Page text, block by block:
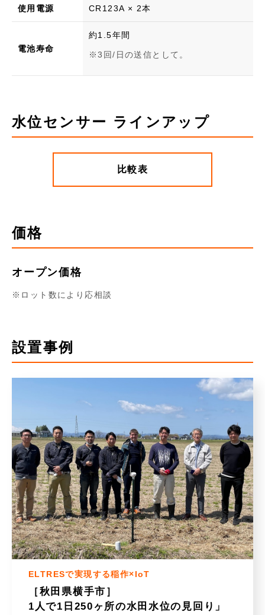
使用電源 CR123A × 2本
電池寿命
約1.5年間
3回/日の送信として。
水位センサー ラインアップ
比較表
価格
オープン価格
ロット数により応相談
設置事例
ELTRESで実現する稲作×IoT
［秋田県横手市］
1人で1日250ヶ所の水田水位の見回り」